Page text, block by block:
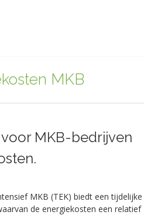
MKB
MKB-bedrijven
MKB (TEK) biedt een tijdelijke
de energiekosten een relatief